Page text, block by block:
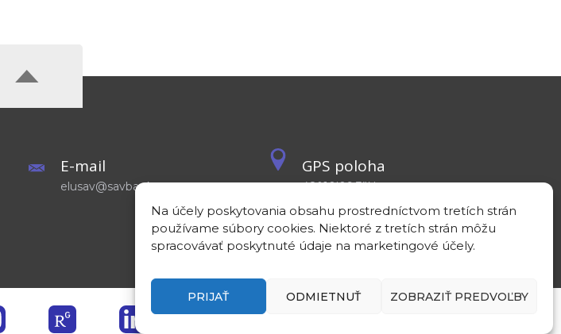
Na účely poskytovania obsahu prostredníctvom tretích strán
používame súbory cookies. Niektoré z tretích strán môžu
spracovávať poskytnuté údaje na marketingové účely.
PRIJAŤ ODMIETNUŤ ZOBRAZIŤ PREDVOĽBY
E-mail
elusav@savba.sk
GPS poloha
48°10'09.3”N